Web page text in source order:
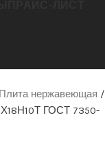
Плита нержавеющая
ГОСТ 7350-